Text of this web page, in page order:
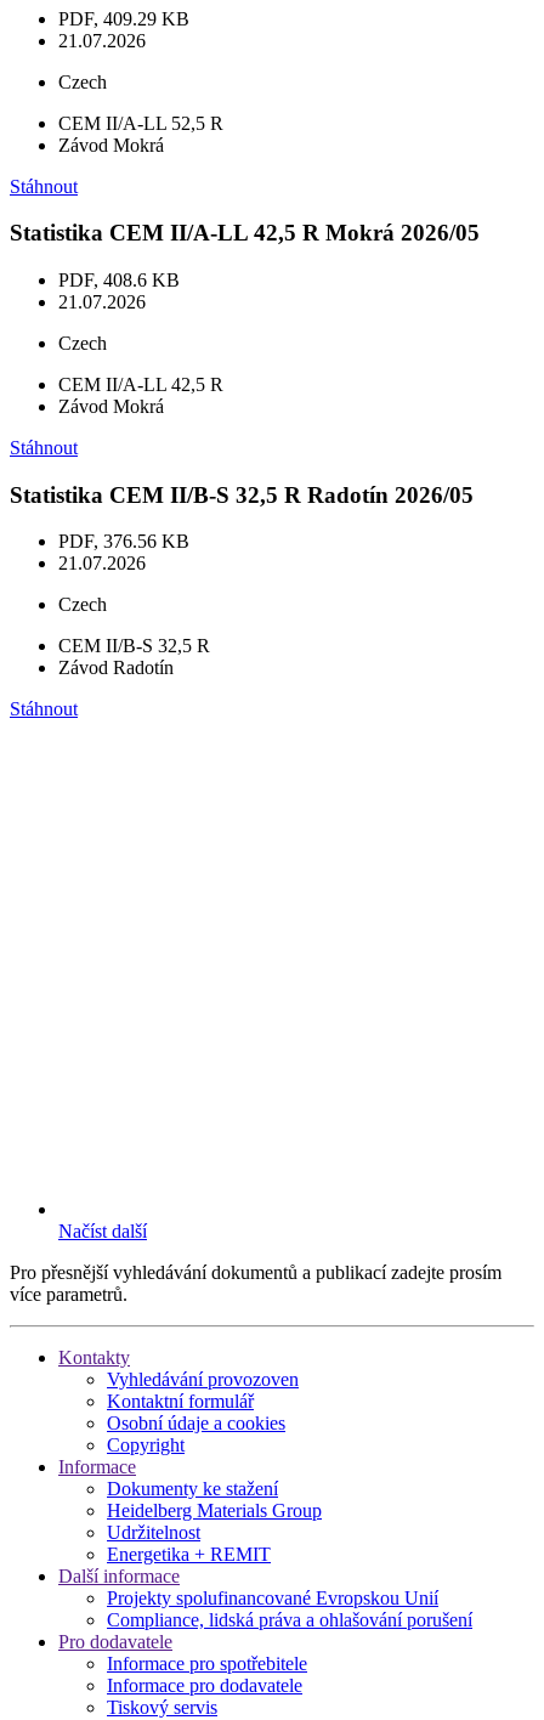
PDF, 409.29 KB
21.07.2026
Czech
CEM II/A-LL 52,5 R
Závod Mokrá
Stáhnout
Statistika CEM II/A-LL 42,5 R Mokrá 2026/05
PDF, 408.6 KB
21.07.2026
Czech
CEM II/A-LL 42,5 R
Závod Mokrá
Stáhnout
Statistika CEM II/B-S 32,5 R Radotín 2026/05
PDF, 376.56 KB
21.07.2026
Czech
CEM II/B-S 32,5 R
Závod Radotín
Stáhnout
Načíst další
Pro přesnější vyhledávání dokumentů a publikací zadejte prosím
více parametrů.
Kontakty
Vyhledávání provozoven
Kontaktní formulář
Osobní údaje a cookies
Copyright
Informace
Dokumenty ke stažení
Heidelberg Materials Group
Udržitelnost
Energetika + REMIT
Další informace
Projekty spolufinancované Evropskou Unií
Compliance, lidská práva a ohlašování porušení
Pro dodavatele
Informace pro spotřebitele
Informace pro dodavatele
Tiskový servis